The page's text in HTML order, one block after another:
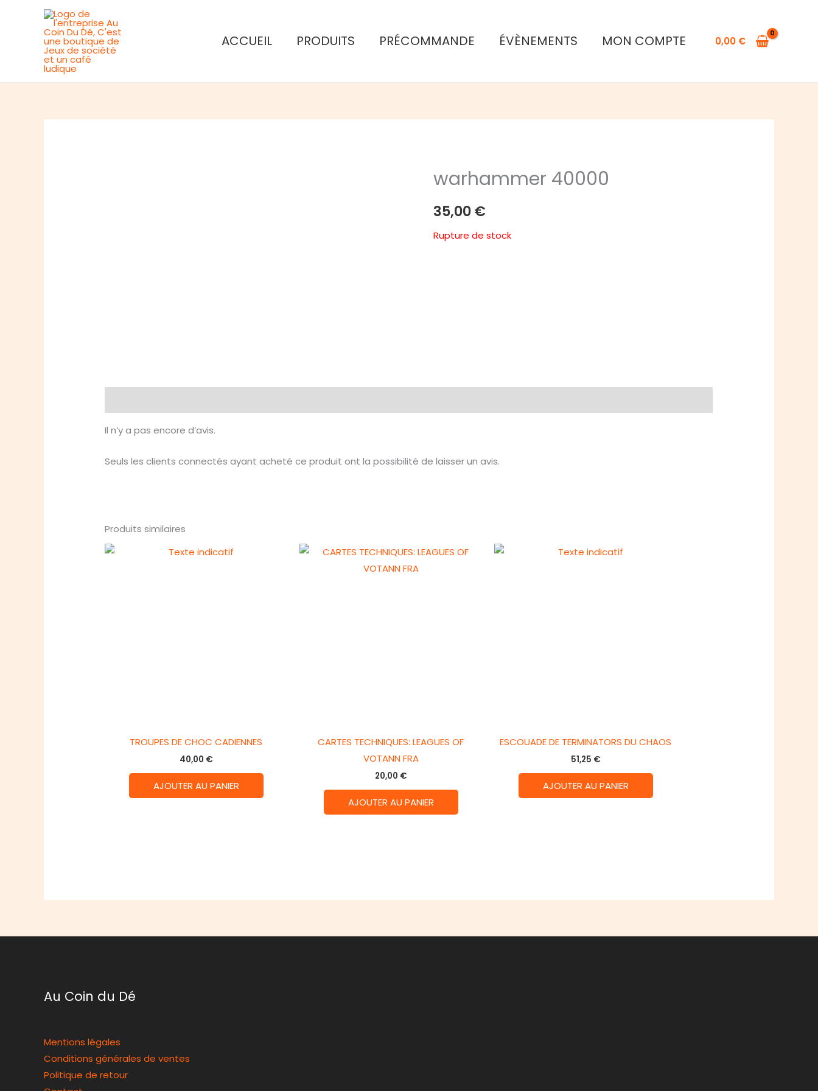
ACCUEIL PRODUITS PRÉCOMMANDE ÉVÈNEMENTS MON COMPTE 0,00 €
warhammer 40000
35,00€
Rupture de stock
Il n’y a pas encore d’avis.
Seuls les clients connectés ayant acheté ce produit ont la possibilité de laisser un avis.
Produits similaires
TROUPES DE CHOC CADIENNES
40,00 €
AJOUTER AU PANIER
CARTES TECHNIQUES: LEAGUES OF
VOTANN FRA
20,00 €
AJOUTER AU PANIER
ESCOUADE DE TERMINATORS DU CHAOS
51,25 €
AJOUTER AU PANIER
Au Coin du Dé
Mentions légales
Conditions générales de ventes
Politique de retour